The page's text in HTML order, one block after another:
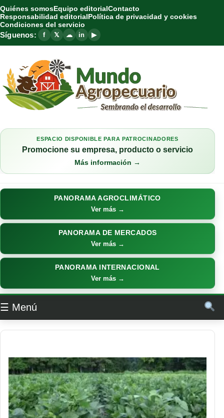
Quiénes somosEquipo editorialContacto
Responsabilidad editorialPolítica de privacidad y cookies
Condiciones del servicio
Síguenos: f 𝕏 ☁ in ▶
ESPACIO DISPONIBLE PARA PATROCINADORES
Promocione su empresa, producto o servicio
Más información →
PANORAMA AGROCLIMÁTICO
Ver más →
PANORAMA DE MERCADOS
Ver más →
PANORAMA INTERNACIONAL
Ver más →
☰ Menú